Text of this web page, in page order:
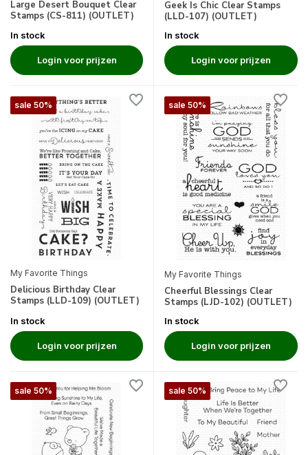
Large Desert Bouquet Clear
Stamps (CS-811) (OUTLET)
In stock
Login voor prijzen
Geek Is Chic Clear Stamps
(LLD-107) (OUTLET)
In stock
Login voor prijzen
sale 50%
My Favorite Things
Delicious Birthday Clear
Stamps (LLD-109) (OUTLET)
In stock
Login voor prijzen
sale 50%
My Favorite Things
Cheerful Blessings Clear
Stamps (LJD-102) (OUTLET)
In stock
Login voor prijzen
sale 50% sale 50%